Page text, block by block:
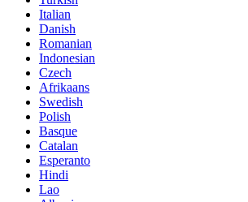
Italian
Danish
Romanian
Indonesian
Czech
Afrikaans
Swedish
Polish
Basque
Catalan
Esperanto
Hindi
Lao